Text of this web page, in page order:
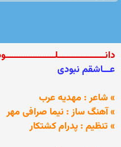
عـــاشقم نبودی
» شاعر : مهدیه عرب
» آهنگ ساز : نیما صرافی مهر
» تنظیم : پدرام کشتکار